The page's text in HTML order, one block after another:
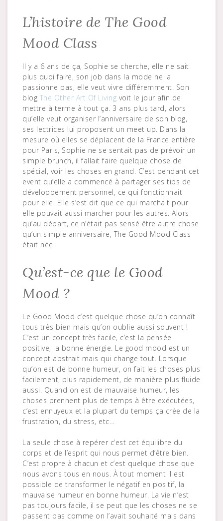
L’histoire de The Good
Mood Class
Il y a 6 ans de ça, Sophie se cherche, elle ne sait
plus quoi faire, son job dans la mode ne la
passionne pas, elle veut vivre différemment. Son
blog The Other Art Of Living voit le jour afin de
mettre à terme à tout ça. 3 ans plus tard, alors
qu’elle veut organiser l’anniversaire de son blog,
ses lectrices lui proposent un meet up. Dans la
mesure où elles se déplacent de la France entière
pour Paris, Sophie ne se sentait pas de prévoir un
simple brunch, il fallait faire quelque chose de
spécial, voir les choses en grand. C’est pendant cet
event qu’elle a commencé à partager ses tips de
développement personnel, ce qui fonctionnait
pour elle. Elle s’est dit que ce qui marchait pour
elle pouvait aussi marcher pour les autres. Alors
qu’au départ, ce n’était pas sensé être autre chose
qu’un simple anniversaire, The Good Mood Class
était née.
Qu’est-ce que le Good
Mood ?
Le Good Mood c’est quelque chose qu’on connaît
tous très bien mais qu’on oublie aussi souvent !
C’est un concept très facile, c’est la pensée
positive, la bonne énergie. Le good mood est un
concept abstrait mais qui change tout. Lorsque
qu’on est de bonne humeur, on fait les choses plus
facilement, plus rapidement, de manière plus fluide
aussi. Quand on est de mauvaise humeur, les
choses prennent plus de temps à être exécutées,
c’est ennuyeux et la plupart du temps ça crée de la
frustration, du stress, etc…
La seule chose à repérer c’est cet équilibre du
corps et de l’esprit qui nous permet d’être bien.
C’est propre à chacun et c’est quelque chose que
nous avons tous en nous. À tout moment il est
possible de transformer le négatif en positif, la
mauvaise humeur en bonne humeur. La vie n’est
pas toujours facile, il se peut que les choses ne se
passent pas comme on l’avait souhaité mais dans